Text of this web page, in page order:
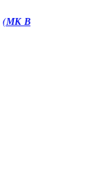
(МК В